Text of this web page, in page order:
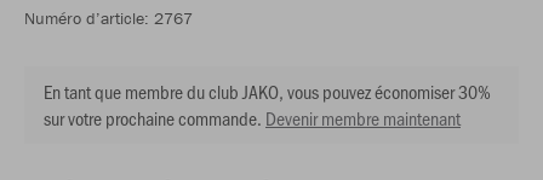
Numéro d’article: 2767
En tant que membre du club JAKO, vous pouvez économiser 30%
sur votre prochaine commande. Devenir membre maintenant